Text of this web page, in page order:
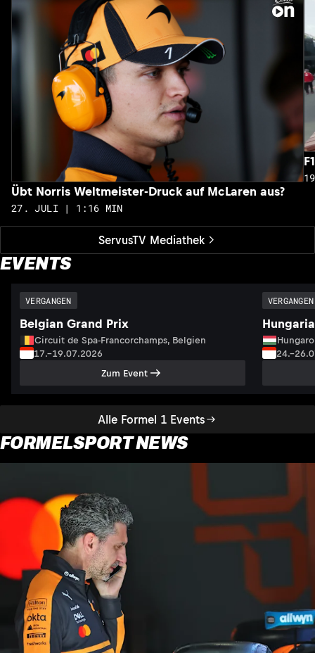
ServusTV Mediathek
Übt Norris Weltmeister-Druck auf McLaren aus?
27. JULI | 1:16 MIN
EVENTS
Alle Formel 1 Events
VERGANGEN
Belgian Grand Prix
Circuit de Spa-Francorchamps, Belgien
17.–19.07.2026
Zum Event
VERGANGEN
FORMELSPORT NEWS